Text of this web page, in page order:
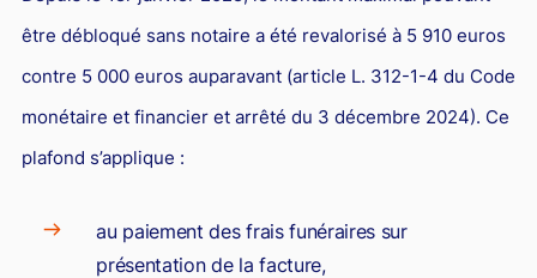
être débloqué sans notaire a été revalorisé à 5 910 euros
contre 5 000 euros auparavant (article L. 312-1-4 du Code
monétaire et financier et arrêté du 3 décembre 2024). Ce
plafond s’applique :
au paiement des frais funéraires sur
présentation de la facture,